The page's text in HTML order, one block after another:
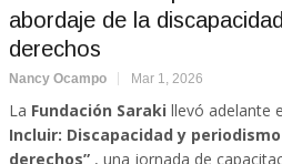
abordaje de la
derechos
Nancy Ocampo Mar 1, 2026
La Fundación Saraki llevó adelante
Incluir: Discapacidad y
derechos”, una jornada de